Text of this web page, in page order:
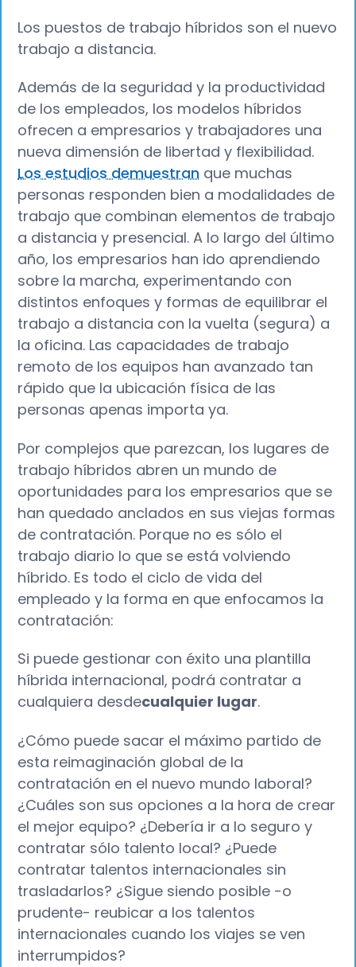
Los puestos de trabajo híbridos son el nuevo
trabajo a distancia.
Además de la seguridad y la productividad
de los empleados, los modelos híbridos
ofrecen a empresarios y trabajadores una
nueva dimensión de libertad y flexibilidad.
Los estudios demuestran que muchas
personas responden bien a modalidades de
trabajo que combinan elementos de trabajo
a distancia y presencial. A lo largo del último
año, los empresarios han ido aprendiendo
sobre la marcha, experimentando con
distintos enfoques y formas de equilibrar el
trabajo a distancia con la vuelta (segura) a
la oficina. Las capacidades de trabajo
remoto de los equipos han avanzado tan
rápido que la ubicación física de las
personas apenas importa ya.
Por complejos que parezcan, los lugares de
trabajo híbridos abren un mundo de
oportunidades para los empresarios que se
han quedado anclados en sus viejas formas
de contratación. Porque no es sólo el
trabajo diario lo que se está volviendo
híbrido. Es todo el ciclo de vida del
empleado y la forma en que enfocamos la
contratación:
Si puede gestionar con éxito una plantilla
híbrida internacional, podrá contratar a
cualquiera desdecualquier lugar.
¿Cómo puede sacar el máximo partido de
esta reimaginación global de la
contratación en el nuevo mundo laboral?
¿Cuáles son sus opciones a la hora de crear
el mejor equipo? ¿Debería ir a lo seguro y
contratar sólo talento local? ¿Puede
contratar talentos internacionales sin
trasladarlos? ¿Sigue siendo posible -o
prudente- reubicar a los talentos
internacionales cuando los viajes se ven
interrumpidos?